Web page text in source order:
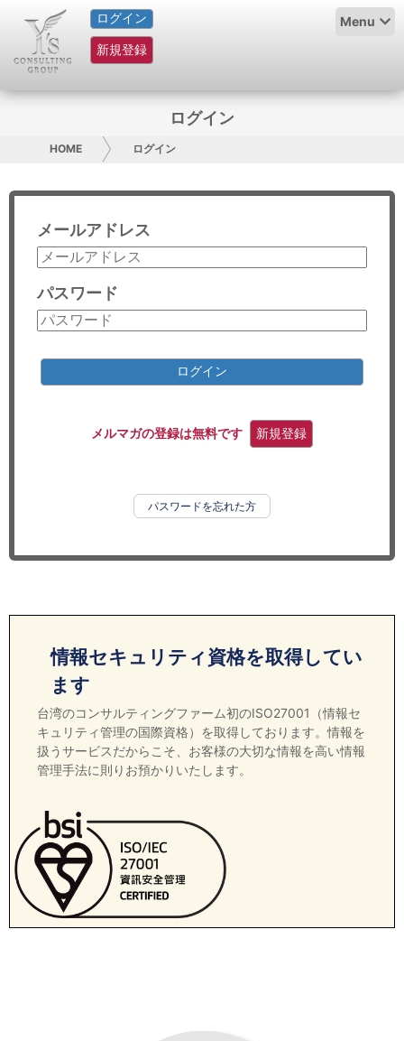
ログイン
新規登録
Menu
HOME
サービス紹介
グループ概要
採用情報
お問い合わせ
コンサルティング
リサーチ
ログイン
HOME ログイン
メールアドレス
パスワード
ログイン
メルマガの登録は無料です 新規登録
パスワードを忘れた方
情報セキュリティ資格を取得してい
ます
台湾のコンサルティングファーム初のISO27001（情報セ
キュリティ管理の国際資格）を取得しております。情報を
扱うサービスだからこそ、お客様の大切な情報を高い情報
管理手法に則りお預かりいたします。